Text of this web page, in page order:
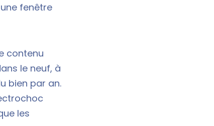
fenêtre
contenu
le neuf, à
bien par an.
les